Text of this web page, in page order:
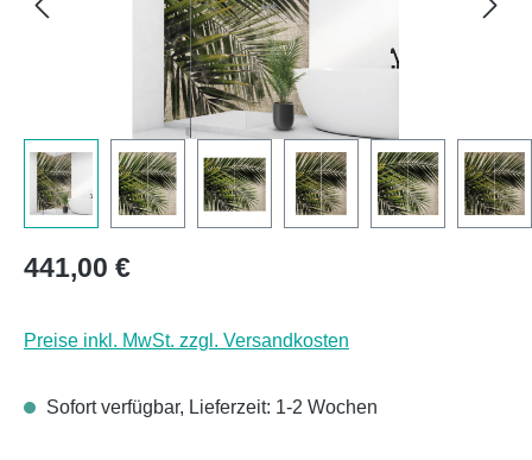
Regulärer Preis:
441,00 €
Preise inkl. MwSt. zzgl. Versandkosten
Sofort verfügbar, Lieferzeit: 1-2 Wochen